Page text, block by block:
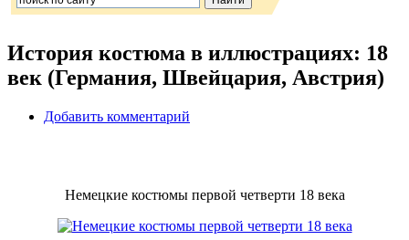
История костюма в иллюстрациях: 18
век (Германия, Швейцария, Австрия)
Добавить комментарий
Немецкие костюмы первой четверти 18 века